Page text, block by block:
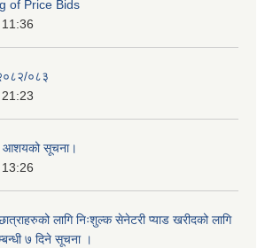
of Price Bids
०८३
आशयको सूचना।
लागि निःशुल्क सेनेटरी प्याड खरीदको लागि
७ दिने सूचना ।